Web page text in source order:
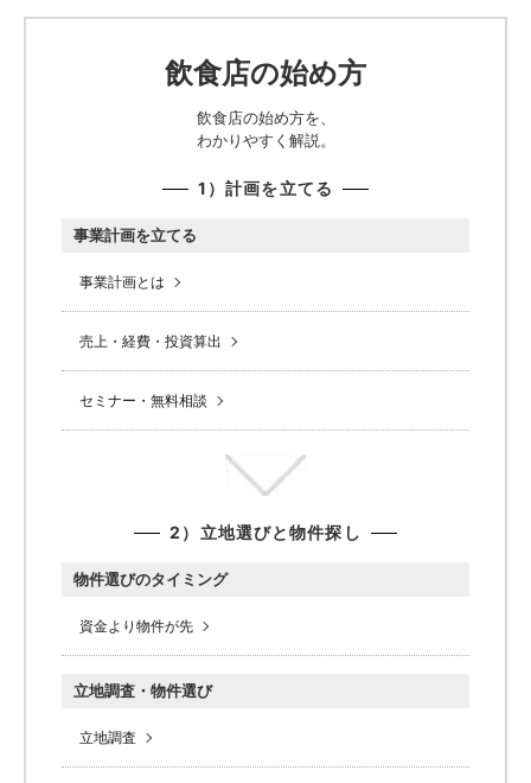
飲食店の始め方
飲食店の始め方を、
わかりやすく解説。
1）計画を立てる
事業計画を立てる
事業計画とは
売上・経費・投資算出
セミナー・無料相談
2）立地選びと物件探し
物件選びのタイミング
資金より物件が先
立地調査・物件選び
立地調査